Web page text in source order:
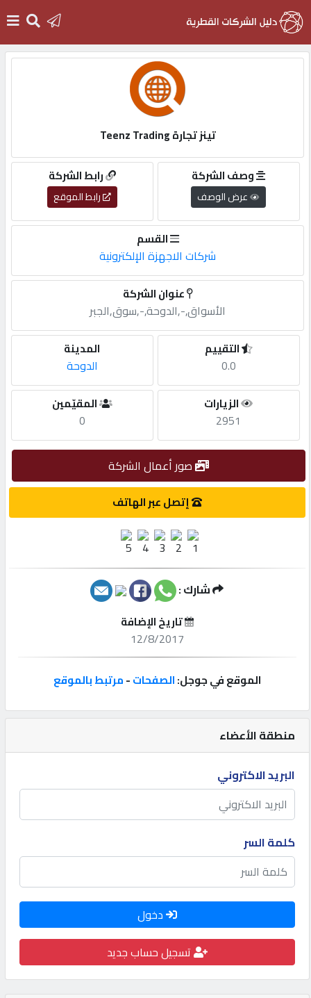
التسجيل
English
أضف
مطلوب
طلب
الاحصائيات
إتصل
إعلانات
المنتدى
كيو
مزاد
كيو
نمبر
كارز
منطقة الأعضاء
البريد الاكتروني
كلمة السر
دخول
تسجيل حساب جديد
تينز تجارة Teenz Trading
رابط الشركة
رابط الموقع
وصف الشركة
عرض الوصف
القسم
شركات الاجهزة الإلكترونية
عنوان الشركة
الأسواق,-,الدوحة,-,سوق,الجبر
المدينة
الدوحة
التقييم
0.0
المقيّمين
0
الزيارات
2951
صور أعمال الشركة
إتصل عبر الهاتف
شارك :
تاريخ الإضافة
12/8/2017
الموقع في جوجل:الصفحات-مرتبط بالموقع